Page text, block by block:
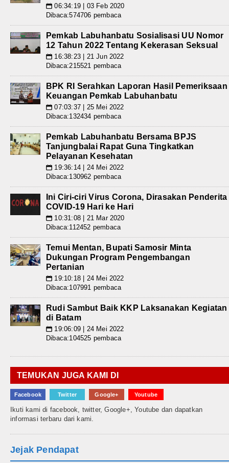
📅 06:34:19 | 03 Feb 2020
Dibaca:574706 pembaca
Pemkab Labuhanbatu Sosialisasi UU Nomor
12 Tahun 2022 Tentang Kekerasan Seksual
📅 16:38:23 | 21 Jun 2022
Dibaca:215521 pembaca
BPK RI Serahkan Laporan Hasil Pemeriksaan
Keuangan Pemkab Labuhanbatu
📅 07:03:37 | 25 Mei 2022
Dibaca:132434 pembaca
Pemkab Labuhanbatu Bersama BPJS
Tanjungbalai Rapat Guna Tingkatkan
Pelayanan Kesehatan
📅 19:36:14 | 24 Mei 2022
Dibaca:130962 pembaca
Ini Ciri-ciri Virus Corona, Dirasakan Penderita
COVID-19 Hari ke Hari
📅 10:31:08 | 21 Mar 2020
Dibaca:112452 pembaca
Temui Mentan, Bupati Samosir Minta
Dukungan Program Pengembangan
Pertanian
📅 19:10:18 | 24 Mei 2022
Dibaca:107991 pembaca
Rudi Sambut Baik KKP Laksanakan Kegiatan
di Batam
📅 19:06:09 | 24 Mei 2022
Dibaca:104525 pembaca
TEMUKAN JUGA KAMI DI
Facebook Twitter Google+ Youtube
Ikuti kami di facebook, twitter, Google+, Youtube dan dapatkan
informasi terbaru dari kami.
Jejak Pendapat